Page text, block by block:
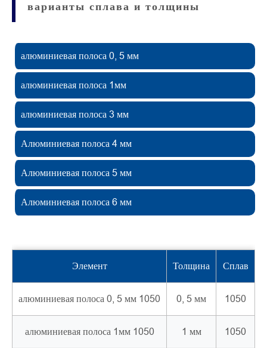
варианты сплава и толщины
алюминиевая полоса 0, 5 мм
алюминиевая полоса 1мм
алюминиевая полоса 3 мм
Алюминиевая полоса 4 мм
Алюминиевая полоса 5 мм
Алюминиевая полоса 6 мм
Элемент Толщина Сплав
алюминиевая полоса 0, 5 мм 1050 0, 5 мм 1050
алюминиевая полоса 1мм 1050 1 мм 1050